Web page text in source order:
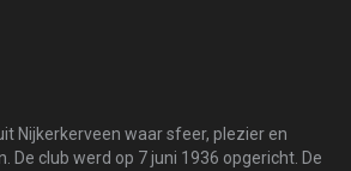
Nijkerkerveen waar sfeer, plezier en
De club werd op 7 juni 1936 opgericht. De